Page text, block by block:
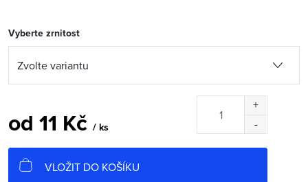
Vyberte zrnitost
od 11 Kč / ks
cena:
VLOŽIT DO KOŠÍKU